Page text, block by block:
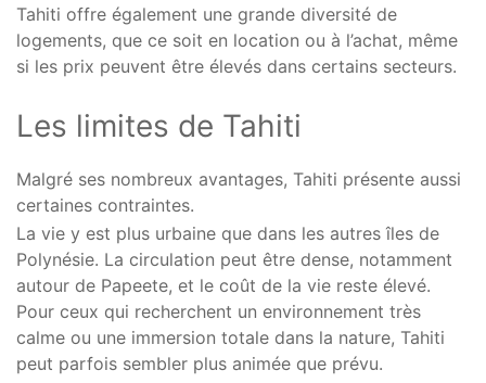
Tahiti offre également une grande diversité de
logements, que ce soit en location ou à l’achat, même
si les prix peuvent être élevés dans certains secteurs.
Les limites de Tahiti
Malgré ses nombreux avantages, Tahiti présente aussi
certaines contraintes.
La vie y est plus urbaine que dans les autres îles de
Polynésie. La circulation peut être dense, notamment
autour de Papeete, et le coût de la vie reste élevé.
Pour ceux qui recherchent un environnement très
calme ou une immersion totale dans la nature, Tahiti
peut parfois sembler plus animée que prévu.